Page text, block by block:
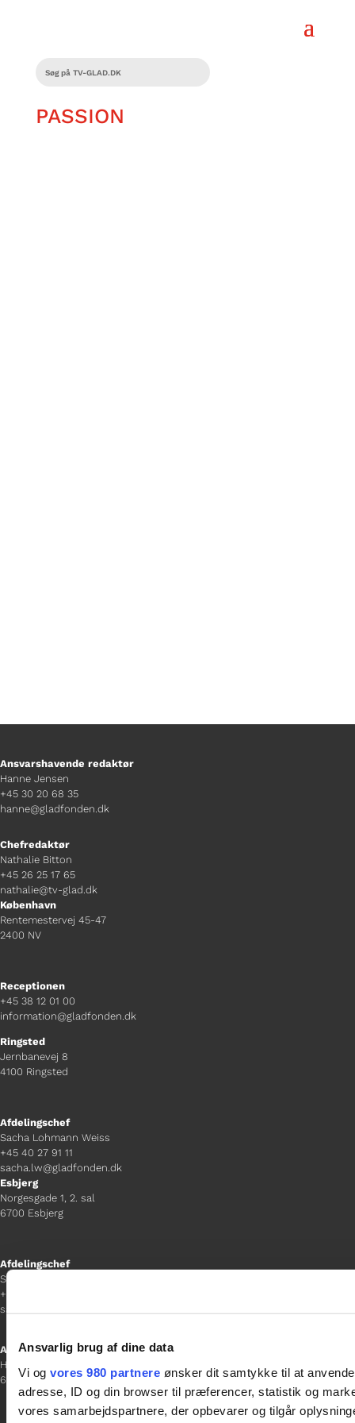
Ansvarlig brug af dine data
Vi og vores 980 partnere ønsker dit samtykke til at
adresse, ID og din browser til præferencer, statistik og
vores samarbejdspartnere, der opbevarer og tilgår
PASSION
Ansvarshavende redaktør
Hanne Jensen
+45 30 20 68 35
hanne@gladfonden.dk
Chefredaktør
Nathalie Bitton
+45 26 25 17 65
nathalie@tv-glad.dk
København
Rentemestervej 45-47
2400 NV
Receptionen
+45 38 12 01 00
information@gladfonden.dk
Ringsted
Jernbanevej 8
4100 Ringsted
Afdelingschef
Sacha Lohmann Weiss
+45 40 27 91 11
sacha.lw@gladfonden.dk
Esbjerg
Norgesgade 1, 2. sal
6700 Esbjerg
Afdelingschef
Sanne Hansen
+45 23 69 19 35
sanne.h@gladfonden.dk
Aabenraa
H P Hanssens Gade 23, 2.
6200 Aabenraa